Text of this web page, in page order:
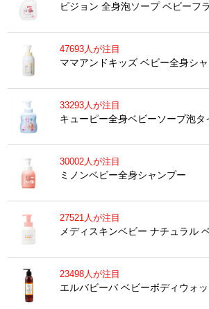
ピジョン 全身泡ソープ ベビーフ
47693人が注目
ママアンドキッズ ベビー全身シ
33293人が注目
キューピー全身ベビーソープ泡タ
30002人が注目
ミノンベビー全身シャンプー
27521人が注目
メディスキンベビー ナチュラル
23498人が注目
エルバビーバ ベビーボディウォ